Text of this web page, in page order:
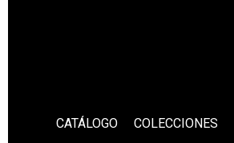
CATÁLOGO COLECCIONES